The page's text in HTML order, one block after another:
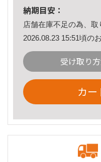
納期目安：
店舗在庫不足の為、取
2026.08.23 15:51頃の
受け取り
カー